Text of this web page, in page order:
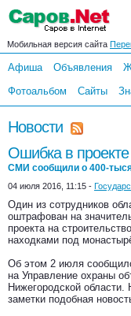
Мобильная версия сайта
Афиша Объявления
Фотоальбом
Сайты
Новости
Ошибка в проекте
СМИ сообщили о 400-
04 июля 2016, 11:15 -
Один из сотрудников
оштрафован на
проекта на
находками под
Об этом 2 июля
на Управление охраны
Нижегородской
заметки подобная